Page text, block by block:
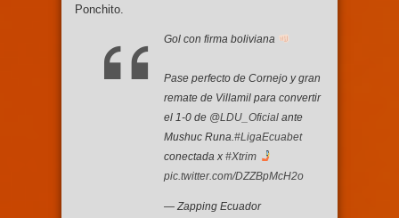
Ponchito.
Gol con firma boliviana
Pase perfecto de Cornejo y gran
remate de Villamil para convertir
el 1-0 de @LDU_Oficial ante
Mushuc Runa. #LigaEcuabet
conectada x #Xtrim
pic.twitter.com/DZZBpMcH2o
— Zapping Ecuador